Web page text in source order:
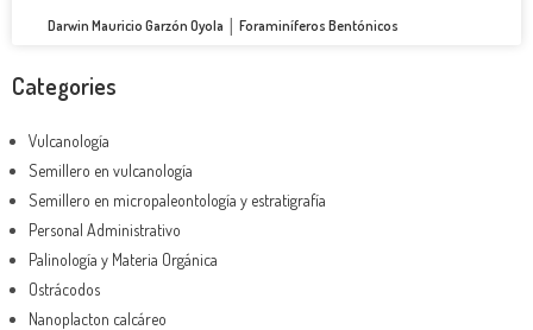
Darwin Mauricio Garzón Oyola │ Foraminíferos Bentónicos
Categories
Vulcanología
Semillero en vulcanología
Semillero en micropaleontología y estratigrafía
Personal Administrativo
Palinología y Materia Orgánica
Ostrácodos
Nanoplacton calcáreo